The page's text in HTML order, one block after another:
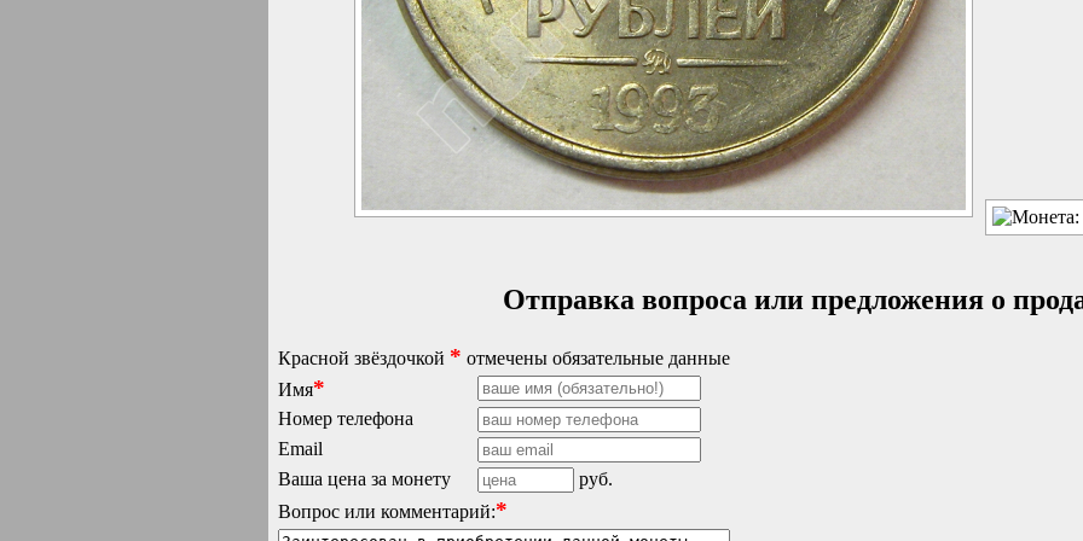
Отправка вопроса или предложения о
Красной звёздочкой * отмечены обязательные данные
Имя*
Номер телефона
Email
Ваша цена за монету
руб.
Вопрос или комментарий:*